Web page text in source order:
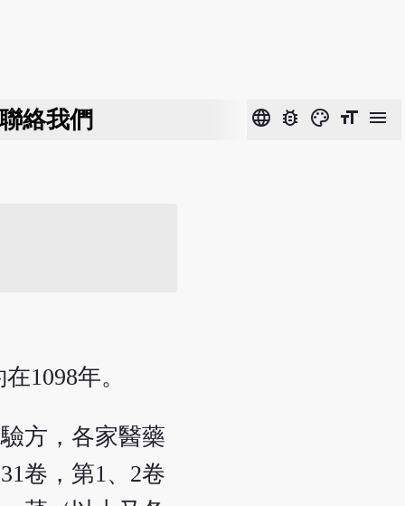
絡我們 language bug_report color_lens format_size menu
1098年。
方，各家醫藥
卷，第1、2卷